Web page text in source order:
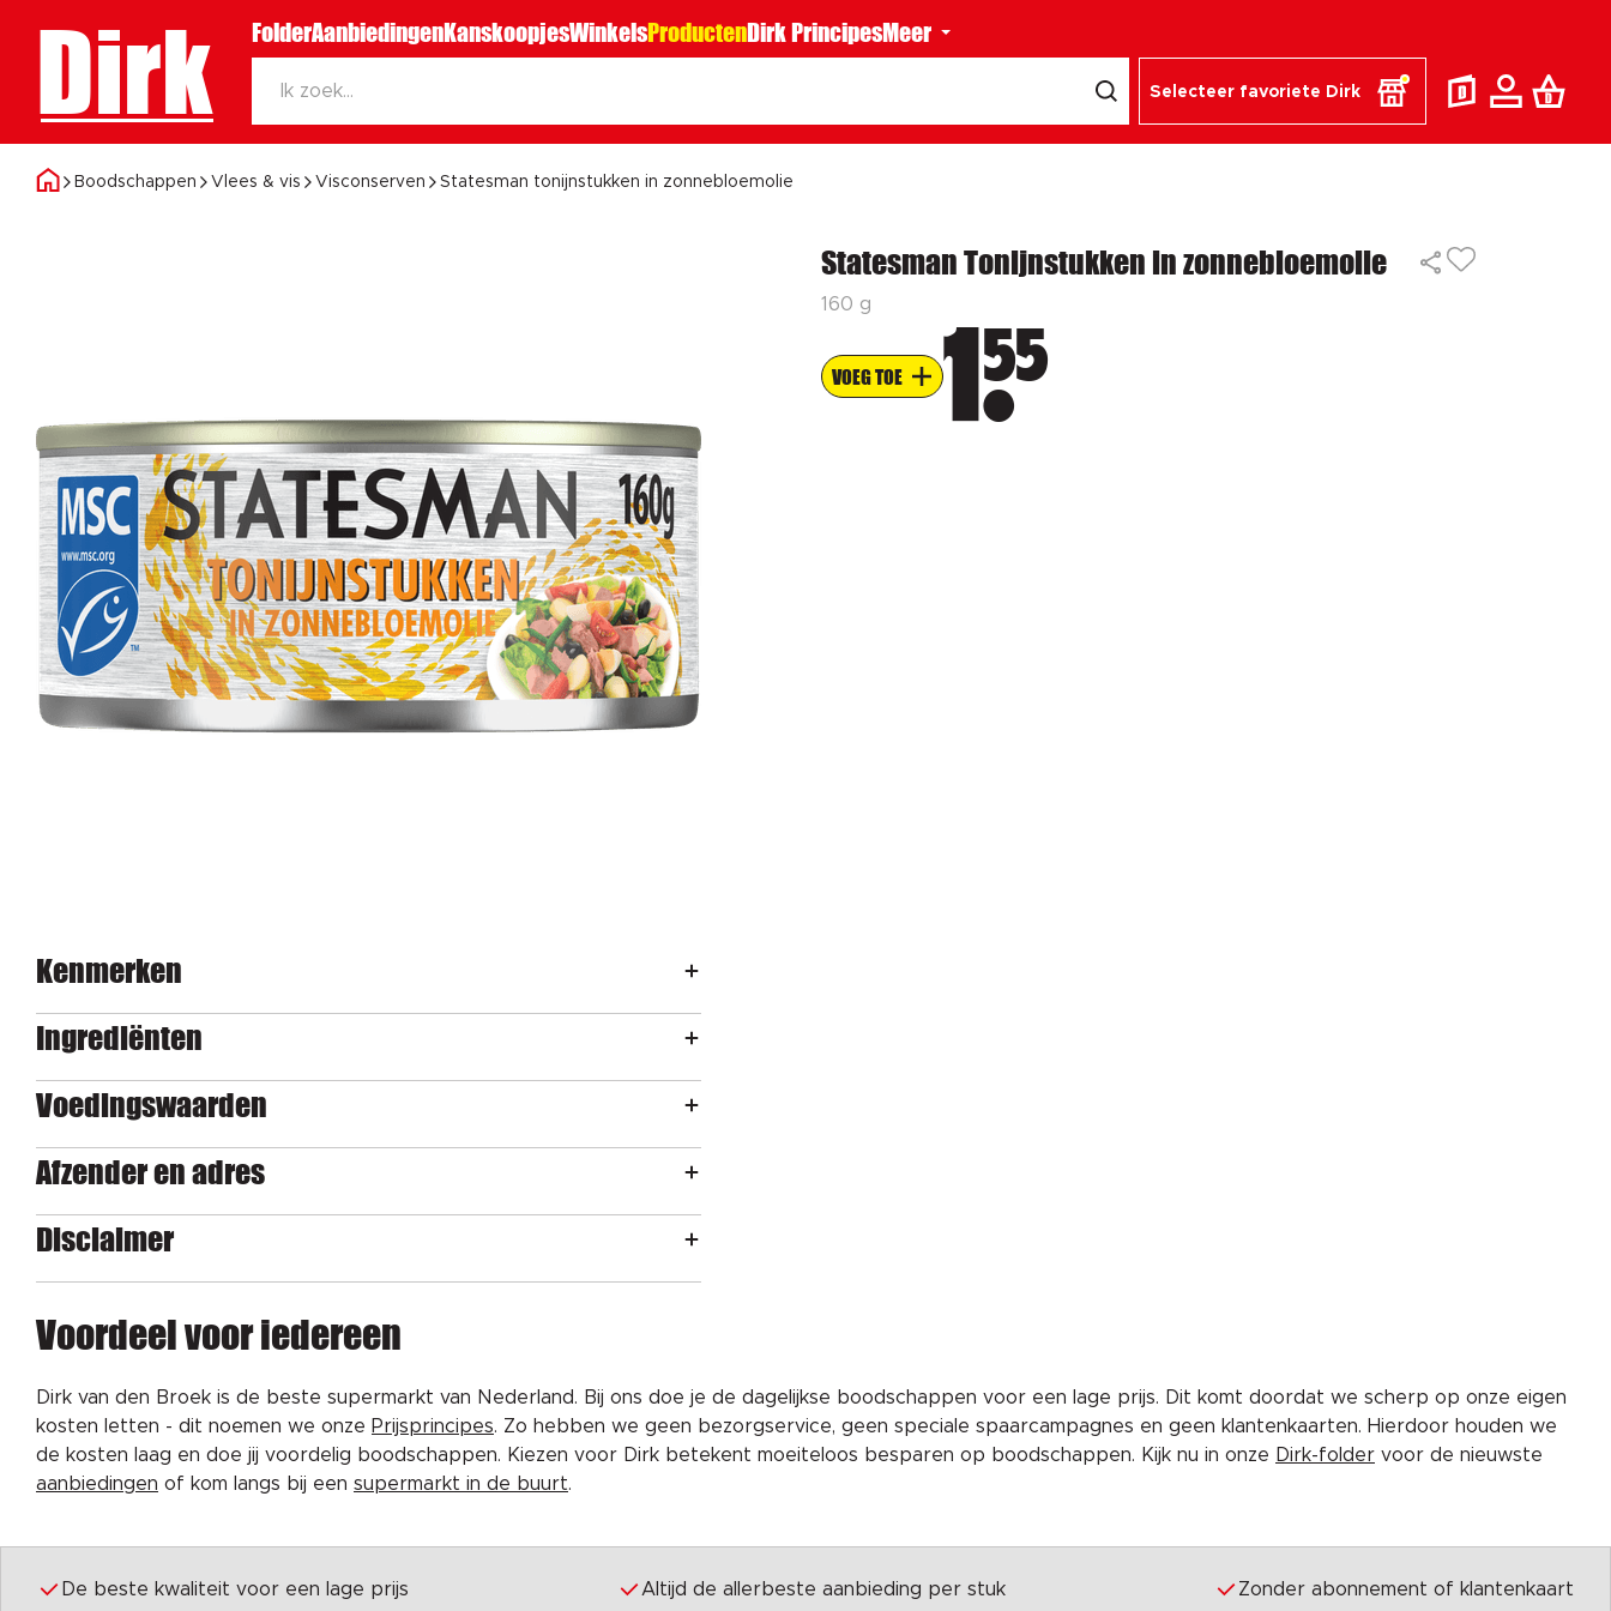
Dirk FolderAanbiedingenKanskoopjesWinkelsProductenDirk PrincipesMeer
Selecteer favoriete Dirk
Boodschappen Vlees & vis Visconserven Statesman tonijnstukken in zonnebloemolie
Statesman Tonijnstukken in zonnebloemolie
160 g
VOEG TOE 1 55
Kenmerken
Ingrediënten
Voedingswaarden
Afzender en adres
Disclaimer
Voordeel voor iedereen
Dirk van den Broek is de beste supermarkt van Nederland. Bij ons doe je de dagelijkse boodschappen voor een lage prijs. Dit komt doordat we scherp op onze eigen
kosten letten - dit noemen we onze Prijsprincipes. Zo hebben we geen bezorgservice, geen speciale spaarcampagnes en geen klantenkaarten. Hierdoor houden we
de kosten laag en doe jij voordelig boodschappen. Kiezen voor Dirk betekent moeiteloos besparen op boodschappen. Kijk nu in onze Dirk-folder voor de nieuwste
aanbiedingen of kom langs bij een supermarkt in de buurt.
De beste kwaliteit voor een lage prijs Altijd de allerbeste aanbieding per stuk Zonder abonnement of klantenkaart